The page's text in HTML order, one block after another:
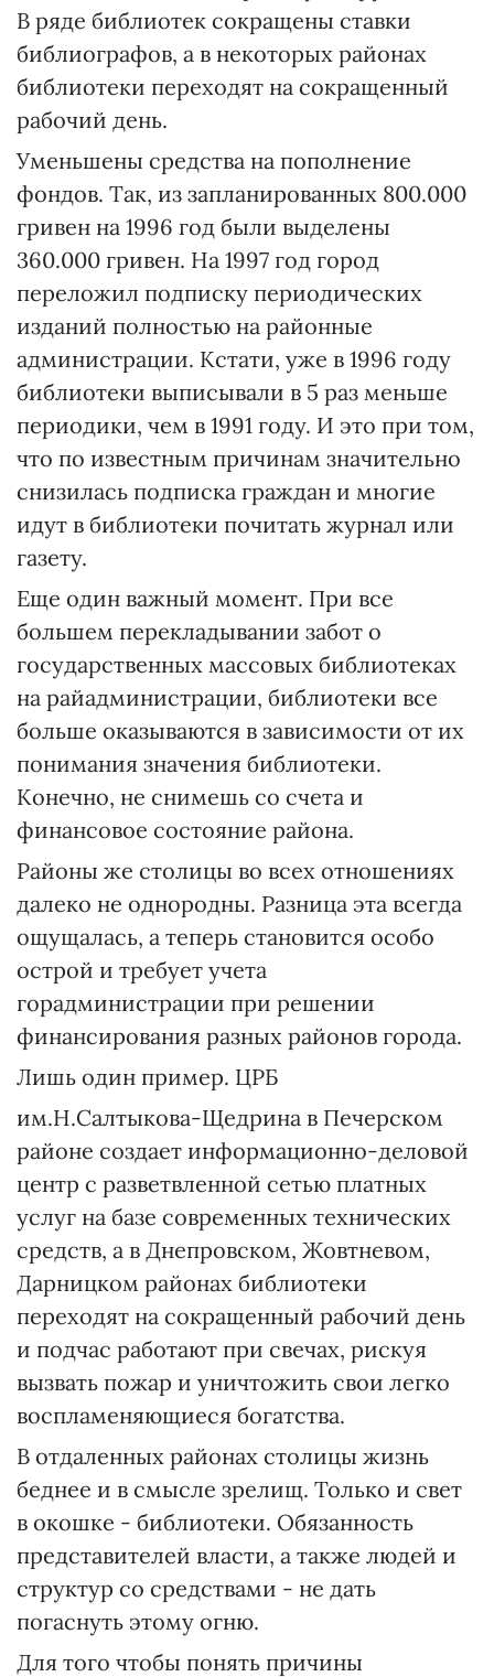
В ряде библиотек сокращены ставки
библиографов, а в некоторых районах
библиотеки переходят на сокращенный
рабочий день.
Уменьшены средства на пополнение
фондов. Так, из запланированных 800.000
гривен на 1996 год были выделены
360.000 гривен. На 1997 год город
переложил подписку периодических
изданий полностью на районные
администрации. Кстати, уже в 1996 году
библиотеки выписывали в 5 раз меньше
периодики, чем в 1991 году. И это при том,
что по известным причинам значительно
снизилась подписка граждан и многие
идут в библиотеки почитать журнал или
газету.
Еще один важный момент. При все
большем перекладывании забот о
государственных массовых библиотеках
на райадминистрации, библиотеки все
больше оказываются в зависимости от их
понимания значения библиотеки.
Конечно, не снимешь со счета и
финансовое состояние района.
Районы же столицы во всех отношениях
далеко не однородны. Разница эта всегда
ощущалась, а теперь становится особо
острой и требует учета
горадминистрации при решении
финансирования разных районов города.
Лишь один пример. ЦРБ
им.Н.Салтыкова-Щедрина в Печерском
районе создает информационно-деловой
центр с разветвленной сетью платных
услуг на базе современных технических
средств, а в Днепровском, Жовтневом,
Дарницком районах библиотеки
переходят на сокращенный рабочий день
и подчас работают при свечах, рискуя
вызвать пожар и уничтожить свои легко
воспламеняющиеся богатства.
В отдаленных районах столицы жизнь
беднее и в смысле зрелищ. Только и свет
в окошке - библиотеки. Обязанность
представителей власти, а также людей и
структур со средствами - не дать
погаснуть этому огню.
Для того чтобы понять причины